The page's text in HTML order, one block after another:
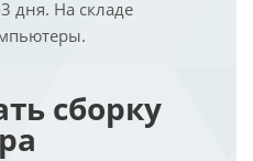
дня. На складе
сборку